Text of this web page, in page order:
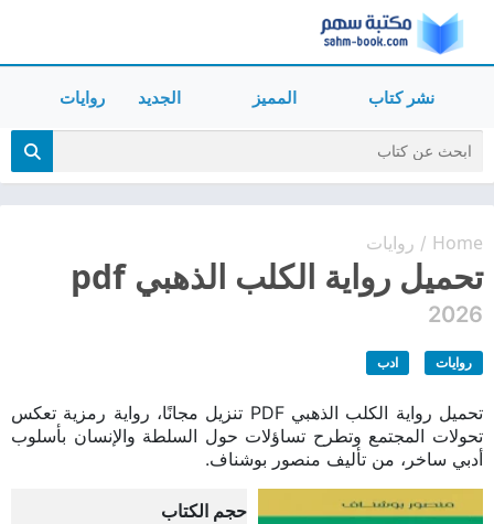
نشر كتاب المميز الجديد روايات
Home
/ روايات
تحميل رواية الكلب الذهبي pdf
2026
روايات ادب
تحميل رواية الكلب الذهبي PDF تنزيل مجانًا، رواية رمزية تعكس
تحولات المجتمع وتطرح تساؤلات حول السلطة والإنسان بأسلوب
أدبي ساخر، من تأليف منصور بوشناف.
حجم الكتاب